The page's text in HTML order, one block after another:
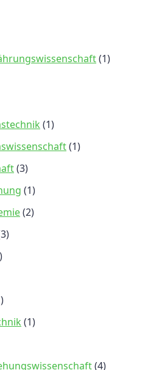
(1)
(1)
(1)
(3)
(1)
(2)
(1)
(4)